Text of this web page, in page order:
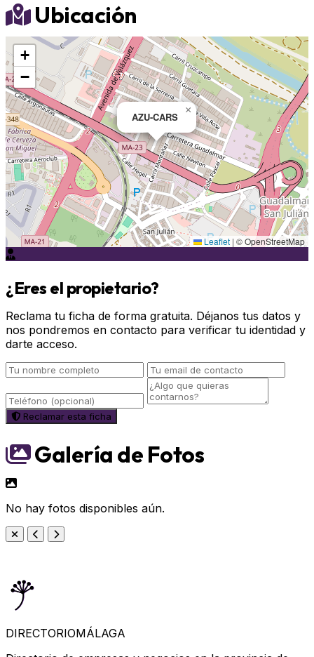
Ubicación
AZU-CARS
×
+
−
Leaflet | © OpenStreetMap
¿Eres el propietario?
Reclama tu ficha de forma gratuita. Déjanos tus datos y
nos pondremos en contacto para verificar tu identidad y
darte acceso.
Reclamar esta ficha
Galería de Fotos
No hay fotos disponibles aún.
DIRECTORIOMÁLAGA